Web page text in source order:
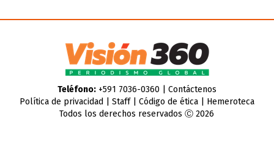
Teléfono:+591 7036-0360 | Contáctenos
Política de privacidad
Staff| Código de ética| Hemeroteca
Todos los derechos reservados Ⓒ 2026